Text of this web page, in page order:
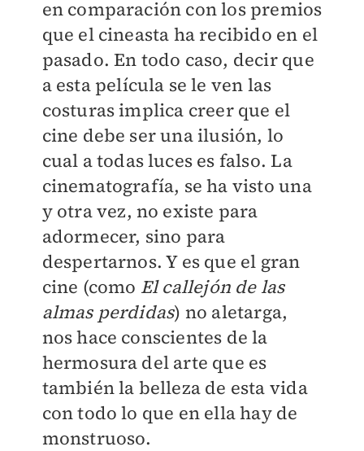
en comparación con los premios
que el cineasta ha recibido en el
pasado. En todo caso, decir que
a esta película se le ven las
costuras implica creer que el
cine debe ser una ilusión, lo
cual a todas luces es falso. La
cinematografía, se ha visto una
y otra vez, no existe para
adormecer, sino para
despertarnos. Y es que el gran
cine (como El callejón de las
almas perdidas) no aletarga,
nos hace conscientes de la
hermosura del arte que es
también la belleza de esta vida
con todo lo que en ella hay de
monstruoso.